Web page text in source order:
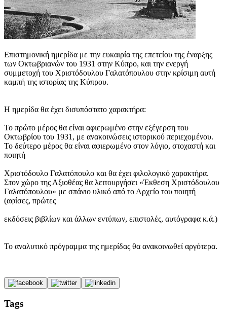
Eπιστημονική ημερίδα με την ευκαιρία της επετείου της έναρξης
των Οκτωβριανών του 1931 στην Κύπρο, και την ενεργή
συμμετοχή του Χριστόδουλου Γαλατόπουλου στην κρίσιμη αυτή
καμπή της ιστορίας της Κύπρου.
Η ημερίδα θα έχει δισυπόστατο χαρακτήρα:
Το πρώτο μέρος θα είναι αφιερωμένο στην εξέγερση του
Οκτωβρίου του 1931, με ανακοινώσεις ιστορικού περιεχομένου.
Το δεύτερο μέρος θα είναι αφιερωμένο στον λόγιο, στοχαστή και
ποιητή
Χριστόδουλο Γαλατόπουλο και θα έχει φιλολογικό χαρακτήρα.
Στον χώρο της Αξιοθέας θα λειτουργήσει «Έκθεση Χριστόδουλου
Γαλατόπουλου» με σπάνιο υλικό από το Αρχείο του ποιητή
(αφίσες, πρώτες
εκδόσεις βιβλίων και άλλων εντύπων, επιστολές, αυτόγραφα κ.ά.)
Το αναλυτικό πρόγραμμα της ημερίδας θα ανακοινωθεί αργότερα.
Tags